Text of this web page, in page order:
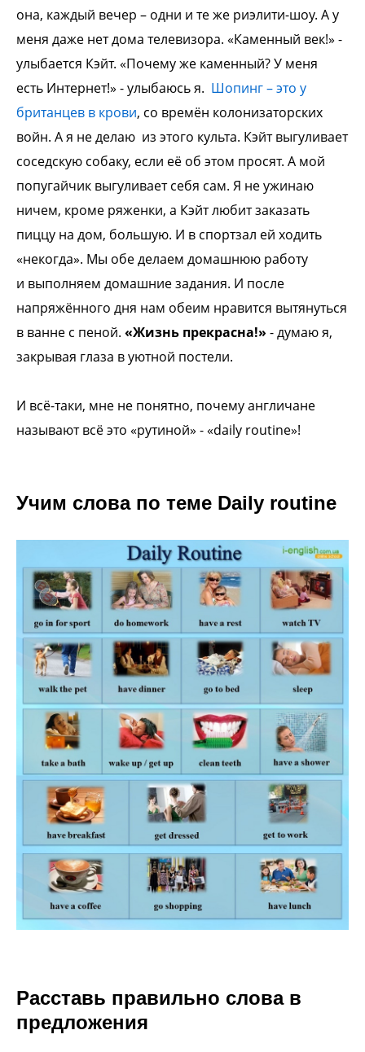
она, каждый вечер – одни и те же риэлити-шоу. А у
меня даже нет дома телевизора. «Каменный век!» -
улыбается Кэйт. «Почему же каменный? У меня
есть Интернет!» - улыбаюсь я. Шопинг – это у
британцев в крови, со времён колонизаторских
войн. А я не делаю из этого культа. Кэйт выгуливает
соседскую собаку, если её об этом просят. А мой
попугайчик выгуливает себя сам. Я не ужинаю
ничем, кроме ряженки, а Кэйтлюбит заказать
пиццу на дом, большую. И в спортзал ей ходить
«некогда». Мы обе делаем домашнюю работу
и выполняем домашние задания. И после
напряжённого дня нам обеим нравится вытянуться
в ванне с пеной. «Жизнь прекрасна!» - думаю я,
закрывая глаза в уютной постели.
И всё-таки, мне не понятно, почемуангличане
называют всё это «рутиной» -«daily routine»!
Учим слова по теме Daily routine
Расставь правильно слова в
предложения